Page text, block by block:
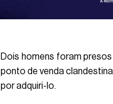
Dois homens foram
ponto de venda
por adquiri-lo.